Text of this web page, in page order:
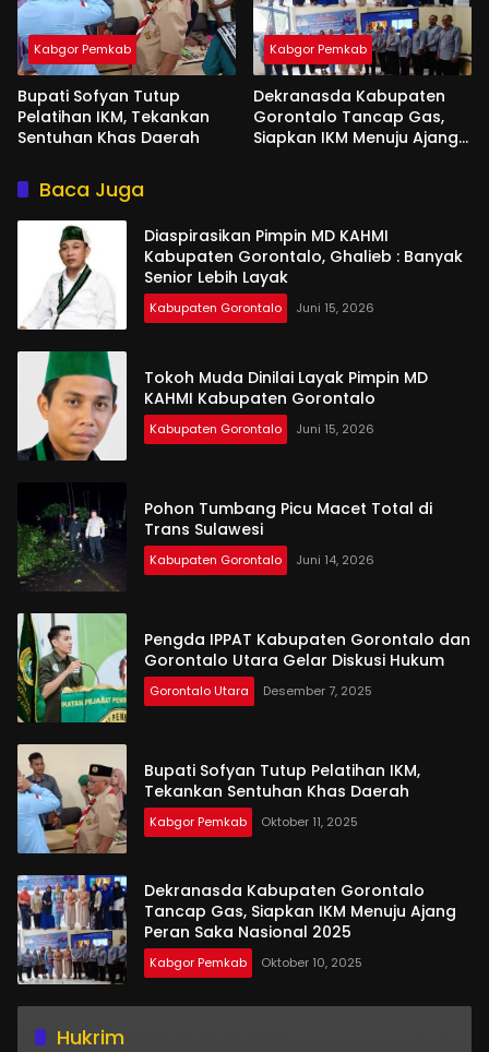
Kabgor Pemkab
Bupati Sofyan Tutup
Pelatihan IKM, Tekankan
Sentuhan Khas Daerah
Kabgor Pemkab
Dekranasda Kabupaten
Gorontalo Tancap Gas,
Siapkan IKM Menuju Ajang
Baca Juga
Diaspirasikan Pimpin MD KAHMI
Kabupaten Gorontalo, Ghalieb : Banyak
Senior Lebih Layak
Kabupaten Gorontalo Juni 15, 2026
Tokoh Muda Dinilai Layak Pimpin MD
KAHMI Kabupaten Gorontalo
Kabupaten Gorontalo Juni 15, 2026
Pohon Tumbang Picu Macet Total di
Trans Sulawesi
Kabupaten Gorontalo Juni 14, 2026
Pengda IPPAT Kabupaten Gorontalo dan
Gorontalo Utara Gelar Diskusi Hukum
Gorontalo Utara Desember 7, 2025
Bupati Sofyan Tutup Pelatihan IKM,
Tekankan Sentuhan Khas Daerah
Kabgor Pemkab Oktober 11, 2025
Dekranasda Kabupaten Gorontalo
Tancap Gas, Siapkan IKM Menuju Ajang
Peran Saka Nasional 2025
Kabgor Pemkab Oktober 10, 2025
Hukrim